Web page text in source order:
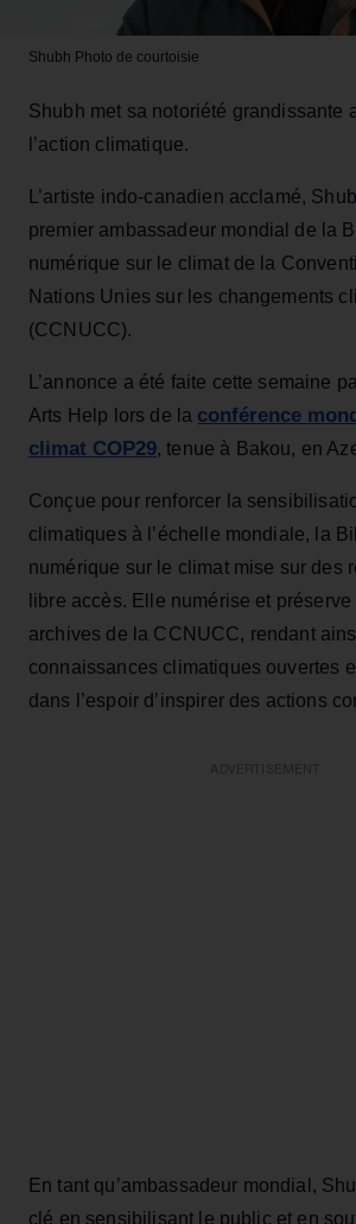
Shubh Photo de courtoisie
Shubh met sa notoriété grandissante
l’action climatique.
L’artiste indo-canadien acclamé,
premier ambassadeur mondial de la
numérique sur le climat de la
Nations Unies sur les changements
(CCNUCC).
L’annonce a été faite cette semaine
Arts Help lors de la conférence
climat COP29, tenue à Bakou, en
Conçue pour renforcer la
climatiques à l’échelle mondiale, la
numérique sur le climat mise sur des
libre accès. Elle numérise et
archives de la CCNUCC, rendant
connaissances climatiques ouvertes
dans l’espoir d’inspirer des actions
En tant qu’ambassadeur mondial,
clé en sensibilisant le public et en